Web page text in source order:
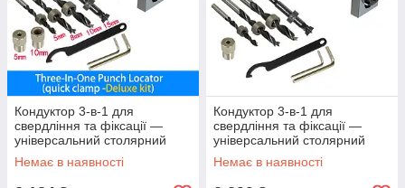
Кондуктор 3-в-1 для
свердління та фіксації —
універсальний столярний
шаблон із швидким
затискачем V2
Немає в наявності
Кондуктор 3-в-1 для
свердління та фіксації —
універсальний столярний
шаблон із швидким
затискачем V3
Немає в наявності